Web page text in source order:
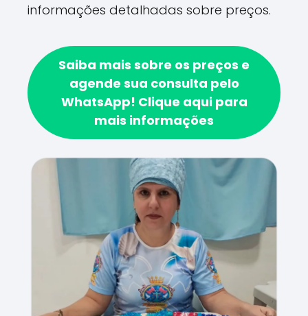
informações detalhadas sobre preços.
Saiba mais sobre os preços e
agende sua consulta pelo
WhatsApp! Clique aqui para
mais informações